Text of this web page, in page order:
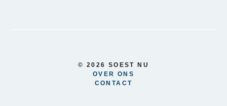
© 2026 SOEST NU
OVER ONS
CONTACT